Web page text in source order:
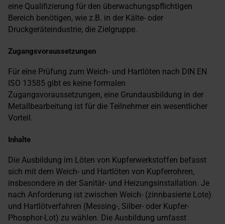
eine Qualifizierung für den überwachungspflichtigen
Bereich benötigen, wie z.B. in der Kälte- oder
Druckgeräteindustrie, die Zielgruppe.
Zugangsvoraussetzungen
Für eine Prüfung zum Weich- und Hartlöten nach DIN EN
ISO 13585 gibt es keine formalen
Zugangsvoraussetzungen, eine Grundausbildung in der
Metallbearbeitung ist für die Teilnehmer ein wesentlicher
Vorteil.
Inhalte
Die Ausbildung im Löten von Kupferwerkstoffen befasst
sich mit dem Weich- und Hartlöten von Kupferrohren,
insbesondere in der Sanitär- und Heizungsinstallation. Je
nach Anforderung ist zwischen Weich- (zinnbasierte Lote)
und Hartlötverfahren (Messing-, Silber- oder Kupfer-
Phosphor-Lot) zu wählen. Die Ausbildung umfasst